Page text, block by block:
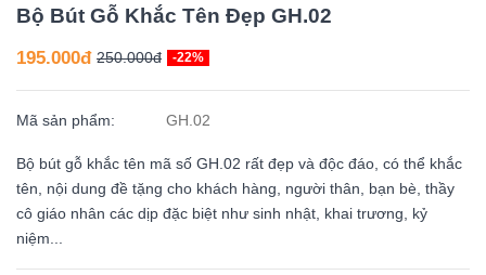
Bộ Bút Gỗ Khắc Tên Đẹp GH.02
195.000đ 250.000đ -22%
Mã sản phẩm: GH.02
Bộ bút gỗ khắc tên mã số GH.02 rất đẹp và độc đáo, có thể khắc
tên, nội dung đề tặng cho khách hàng, người thân, bạn bè, thầy
cô giáo nhân các dịp đặc biệt như sinh nhật, khai trương, kỷ
niệm...